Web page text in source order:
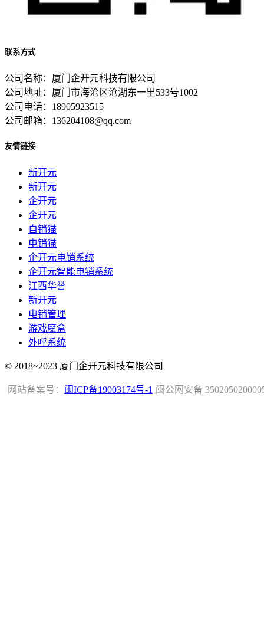
联系方式
公司名称：厦门企开元科技有限公司
公司地址：厦门市海沧区沧湖东一里533号1002
公司电话：18905923515
公司邮箱：136204108@qq.com
友情链接
新开元
新开元
企开元
企开元
自销猫
电销猫
企开元电销系统
企开元智能电销系统
江西华誉
新开元
电销管理
游戏魔盒
外呼系统
© 2018~2023 厦门企开元科技有限公司
闽公网安备
网站备案号： 闽ICP备19003174号-1